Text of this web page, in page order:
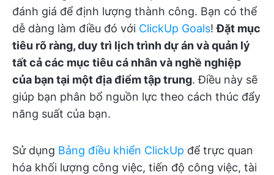
đánh giá để định lượng thành công. Bạn có thể
dễ dàng làm điều đó với ClickUp Goals!Đặt mục
tiêu rõ ràng, duy trì lịch trình dự án và quản lý
tất cả các mục tiêu cá nhân và nghề nghiệp
của bạn tại một địa điểm tập trung. Điều này sẽ
giúp bạn phân bổ nguồn lực theo cách thúc đẩy
năng suất của bạn.
Sử dụng Bảng điều khiển ClickUp để trực quan
hóa khối lượng công việc, tiến độ công việc, tài